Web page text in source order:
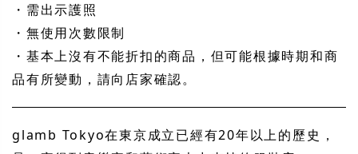
・需出示護照
・無使用次數限制
・基本上沒有不能折扣的商品，但可能根據時期和商
品有所變動，請向店家確認。
glamb Tokyo在東京成立已經有20年以上的歷史，